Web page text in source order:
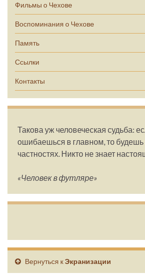
Фильмы о Чехове
Воспоминания о Чехове
Память
Ссылки
Контакты
Такова уж человеческая судьба:
ошибаешься в главном, то
частностях. Никто не знает
«Человек в футляре»
Вернуться кЭкранизации